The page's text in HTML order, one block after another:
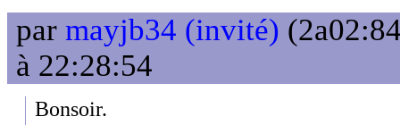
par mayjb34 (invité)
à 22:28:54
Bonsoir.